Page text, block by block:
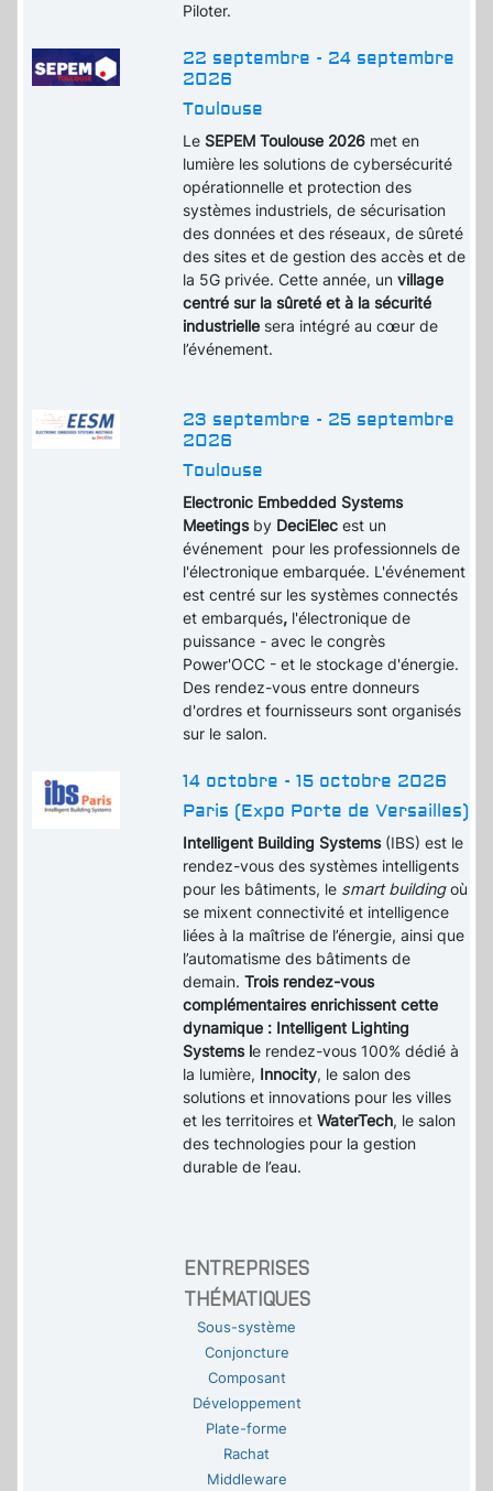
Piloter.
22 septembre - 24 septembre
2026
Toulouse
Le SEPEM Toulouse 2026 met en
lumière les solutions de cybersécurité
opérationnelle et protection des
systèmes industriels, de sécurisation
des données et des réseaux, de sûreté
des sites et de gestion des accès et de
la 5G privée. Cette année, unvillage
centré sur la sûreté et à la sécurité
industrielle sera intégré au cœur de
l’événement.
23 septembre - 25 septembre
2026
Toulouse
Electronic Embedded Systems
Meetingsby DeciElecest un
événement pour les professionnels de
l'électronique embarquée. L'événement
est centré sur les systèmes connectés
et embarqués, l'électronique de
puissance - avec le congrès
Power'OCC - et le stockage d'énergie.
Des rendez-vous entre donneurs
d'ordres et fournisseurs sont organisés
sur le salon.
14 octobre - 15 octobre 2026
Paris (Expo Porte de Versailles)
Intelligent Building Systems(IBS) est le
rendez-vous des systèmes intelligents
pour les bâtiments, le smart buildingoù
se mixent connectivité et intelligence
liées à la maîtrise de l’énergie, ainsi que
l’automatisme des bâtiments de
demain.Trois rendez-vous
complémentaires enrichissent cette
dynamique : Intelligent Lighting
Systems le rendez-vous 100% dédié à
la lumière, Innocity, le salon des
solutions et innovations pour les villes
et les territoires etWaterTech, le salon
des technologies pour la gestion
durable de l’eau.
ENTREPRISES
THÉMATIQUES
Sous-système
Conjoncture
Composant
Développement
Plate-forme
Rachat
Middleware